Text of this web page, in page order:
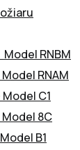
RNBM
RNAM
C1
8C
B1